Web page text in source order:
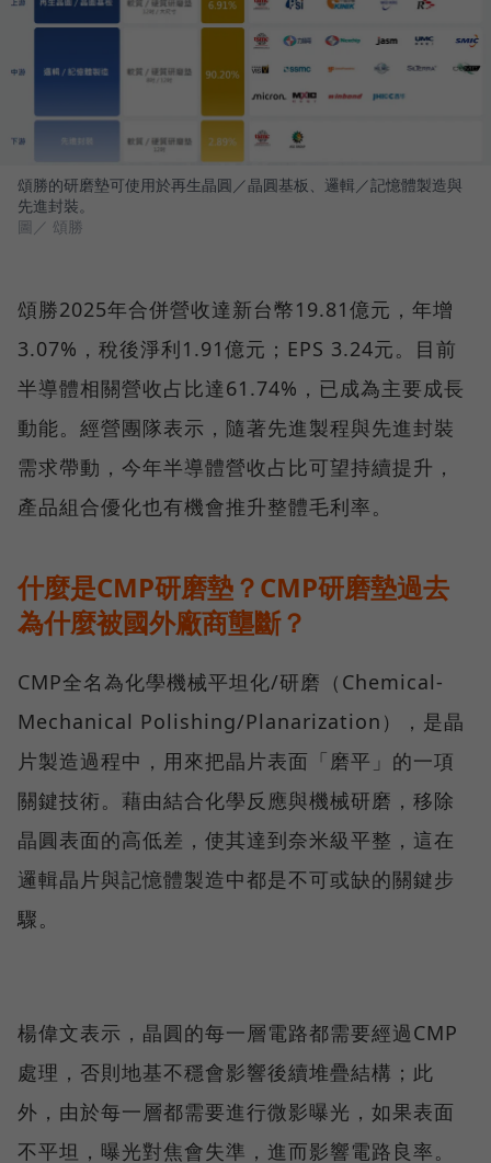
頌勝的研磨墊可使用於再生晶圓／晶圓基板、邏輯／記憶體製造與
先進封裝。
圖／ 頌勝
頌勝2025年合併營收達新台幣19.81億元，年增
3.07%，稅後淨利1.91億元；EPS 3.24元。目前
半導體相關營收占比達61.74%，已成為主要成長
動能。經營團隊表示，隨著先進製程與先進封裝
需求帶動，今年半導體營收占比可望持續提升，
產品組合優化也有機會推升整體毛利率。
什麼是CMP研磨墊？CMP研磨墊過去
為什麼被國外廠商壟斷？
CMP全名為化學機械平坦化/研磨（Chemical-
Mechanical Polishing/Planarization），是晶
片製造過程中，用來把晶片表面「磨平」的一項
關鍵技術。藉由結合化學反應與機械研磨，移除
晶圓表面的高低差，使其達到奈米級平整，這在
邏輯晶片與記憶體製造中都是不可或缺的關鍵步
驟。
楊偉文表示，晶圓的每一層電路都需要經過CMP
處理，否則地基不穩會影響後續堆疊結構；此
外，由於每一層都需要進行微影曝光，如果表面
不平坦，曝光對焦會失準，進而影響電路良率。